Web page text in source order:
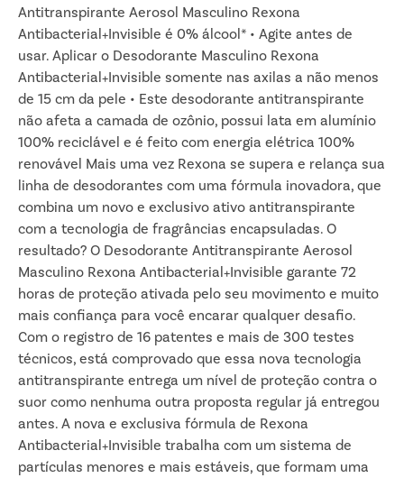
Antitranspirante Aerosol Masculino Rexona
Antibacterial+Invisible é 0% álcool* • Agite antes de
usar. Aplicar o Desodorante Masculino Rexona
Antibacterial+Invisible somente nas axilas a não menos
de 15 cm da pele • Este desodorante antitranspirante
não afeta a camada de ozônio, possui lata em alumínio
100% reciclável e é feito com energia elétrica 100%
renovável Mais uma vez Rexona se supera e relança sua
linha de desodorantes com uma fórmula inovadora, que
combina um novo e exclusivo ativo antitranspirante
com a tecnologia de fragrâncias encapsuladas. O
resultado? O Desodorante Antitranspirante Aerosol
Masculino Rexona Antibacterial+Invisible garante 72
horas de proteção ativada pelo seu movimento e muito
mais confiança para você encarar qualquer desafio.
Com o registro de 16 patentes e mais de 300 testes
técnicos, está comprovado que essa nova tecnologia
antitranspirante entrega um nível de proteção contra o
suor como nenhuma outra proposta regular já entregou
antes. A nova e exclusiva fórmula de Rexona
Antibacterial+Invisible trabalha com um sistema de
partículas menores e mais estáveis, que formam uma